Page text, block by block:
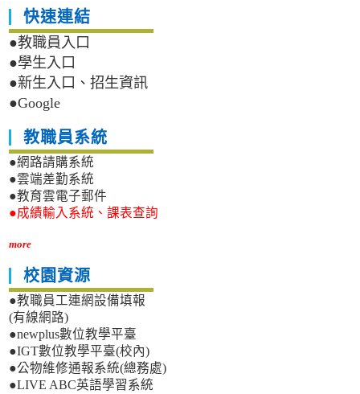
快速連結
●教職員入口
●學生入口
●新生入口、招生資訊
●Google
教職員系統
●網路請購系統
●雲端差勤系統
●教育雲電子郵件
●成績輸入系統、課表查詢
more
校園資源
●教職員工連網設備填報
(有線網路)
●newplus數位教學平臺
●IGT數位教學平臺(校內)
●公物維修通報系統(總務處)
●LIVE ABC英語學習系統